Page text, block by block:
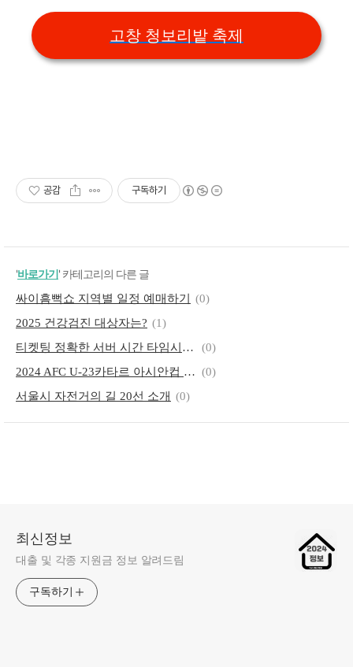
고창 청보리밭 축제
공감 구독하기
'바로가기' 카테고리의 다른 글
싸이흠뻑쇼 지역별 일정 예매하기
(0)
2025 건강검진 대상자는? (1)
티켓팅 정확한 서버 시간 타임시커 네이비즘 네이버
(0)
2024 AFC U-23카타르 아시안컵 중국 대한민국 축구 중계 무료방송 (0)
서울시 자전거의 길 20선 소개 (0)
최신정보
대출 및 각종 지원금 정보 알려드림
구독하기